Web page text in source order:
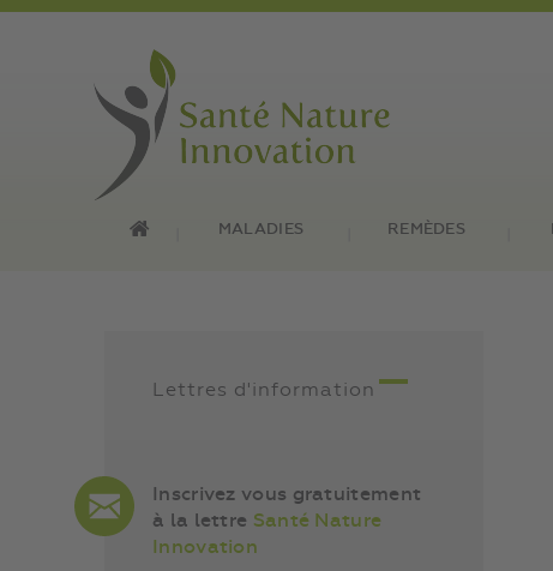
MALADIES REMÈDES
Lettres d'information
Inscrivez vous gratuitement
à la lettre Santé Nature
Innovation